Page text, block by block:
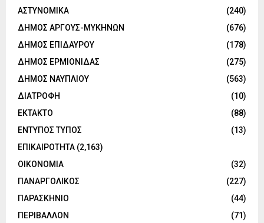
ΑΣΤΥΝΟΜΙΚΑ
(240)
ΔΗΜΟΣ ΑΡΓΟΥΣ-ΜΥΚΗΝΩΝ
(676)
ΔΗΜΟΣ ΕΠΙΔΑΥΡΟΥ
(178)
ΔΗΜΟΣ ΕΡΜΙΟΝΙΔΑΣ
(275)
ΔΗΜΟΣ ΝΑΥΠΛΙΟΥ
(563)
ΔΙΑΤΡΟΦΗ
(10)
ΕΚΤΑΚΤΟ
(88)
ΕΝΤΥΠΟΣ ΤΥΠΟΣ
(13)
ΕΠΙΚΑΙΡΟΤΗΤΑ (2,163)
ΟΙΚΟΝΟΜΙΑ
(32)
ΠΑΝΑΡΓΟΛΙΚΟΣ
(227)
ΠΑΡΑΣΚΗΝΙΟ
(44)
ΠΕΡΙΒΑΛΛΟΝ
(71)